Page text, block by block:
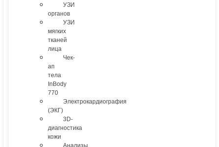
УЗИ
органов
УЗИ
мягких
тканей
лица
Чек-
ап
тела
InBody
770
Электрокардиография
(ЭКГ)
3D-
диагностика
кожи
Анализы